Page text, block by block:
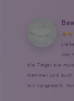
von
die Träger die
Hammer und
mir vorgestellt.